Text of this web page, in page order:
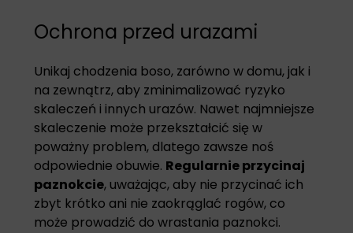
Ochrona przed urazami
Unikaj chodzenia boso, zarówno w domu, jak i
na zewnątrz, aby zminimalizować ryzyko
skaleczeń i innych urazów. Nawet najmniejsze
skaleczenie może przekształcić się w
poważny problem, dlatego zawsze noś
odpowiednie obuwie. Regularnie przycinaj
paznokcie, uważając, aby nie przycinać ich
zbyt krótko ani nie zaokrąglać rogów, co
może prowadzić do wrastania paznokci.